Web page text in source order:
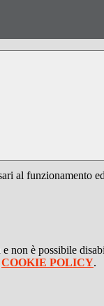
al funzionamento
non è possibile
COOKIE POLICY.